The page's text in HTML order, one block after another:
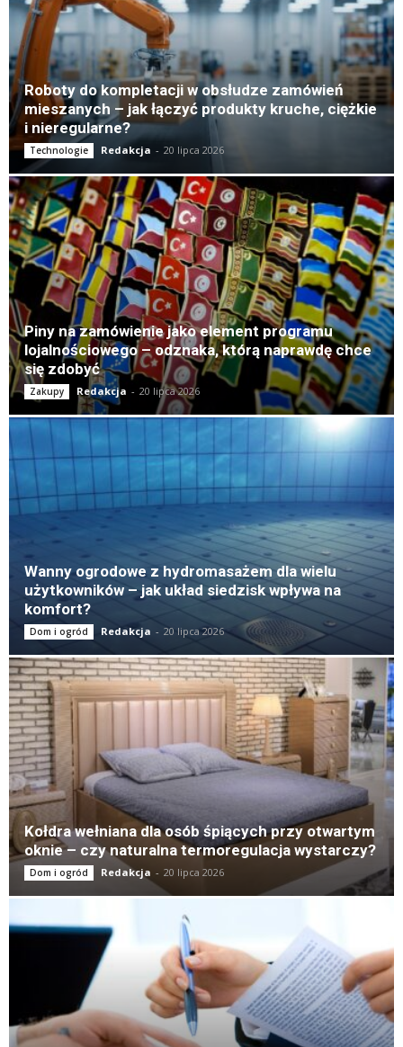
Roboty do kompletacji w obsłudze zamówień
mieszanych – jak łączyć produkty kruche, ciężkie
i nieregularne?
Technologie Redakcja - 20 lipca 2026
Piny na zamówienie jako element programu
lojalnościowego – odznaka, którą naprawdę chce
się zdobyć
Zakupy Redakcja - 20 lipca 2026
Wanny ogrodowe z hydromasażem dla wielu
użytkowników – jak układ siedzisk wpływa na
komfort?
Dom i ogród Redakcja - 20 lipca 2026
Kołdra wełniana dla osób śpiących przy otwartym
oknie – czy naturalna termoregulacja wystarczy?
Dom i ogród Redakcja - 20 lipca 2026